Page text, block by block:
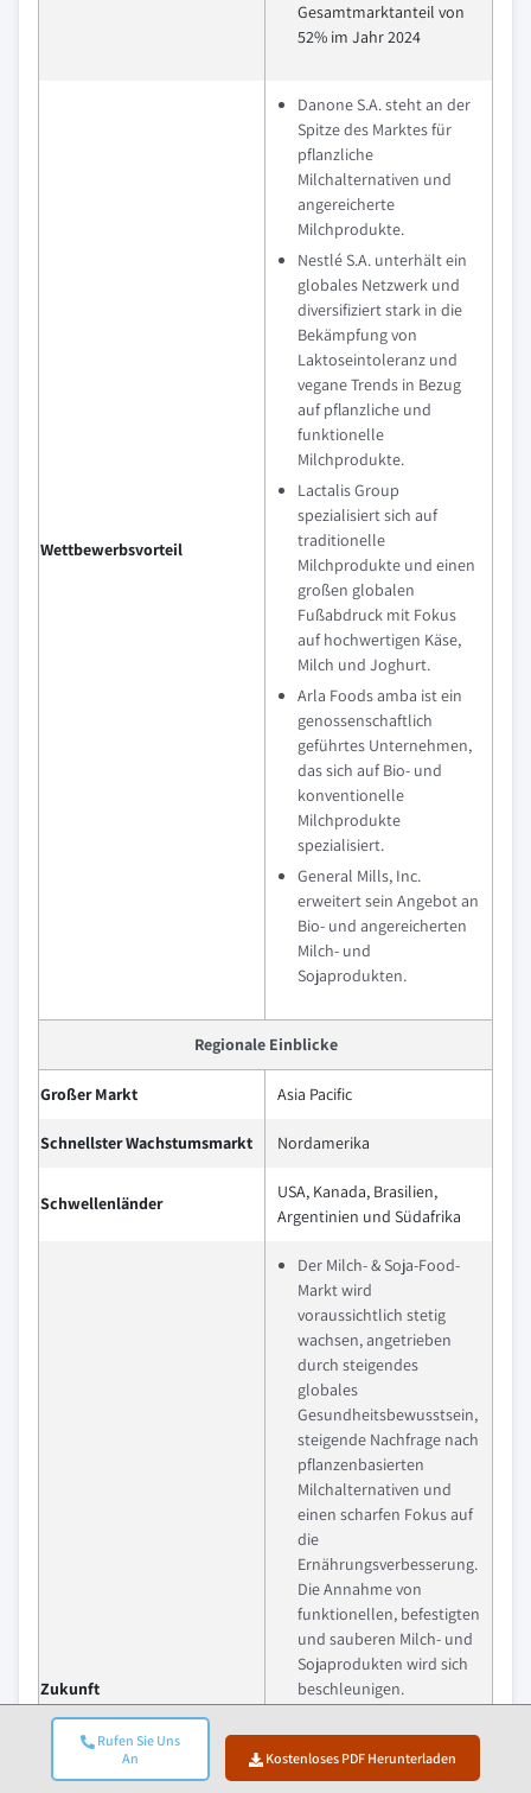
Rufen Sie Uns
An
Kostenloses PDF Herunterladen
Gesamtmarktanteil von
52% im Jahr 2024
Wettbewerbsvorteil
Danone S.A. steht an der
Spitze des Marktes für
pflanzliche
Milchalternativen und
angereicherte
Milchprodukte.
Nestlé S.A. unterhält ein
globales Netzwerk und
diversifiziert stark in die
Bekämpfung von
Laktoseintoleranz und
vegane Trends in Bezug
auf pflanzliche und
funktionelle
Milchprodukte.
Lactalis Group
spezialisiert sich auf
traditionelle
Milchprodukte und einen
großen globalen
Fußabdruck mit Fokus
auf hochwertigen Käse,
Milch und Joghurt.
Arla Foods amba ist ein
genossenschaftlich
geführtes Unternehmen,
das sich auf Bio- und
konventionelle
Milchprodukte
spezialisiert.
General Mills, Inc.
erweitert sein Angebot an
Bio- und angereicherten
Milch- und
Sojaprodukten.
Regionale Einblicke
Großer Markt Asia Pacific
Schnellster Wachstumsmarkt Nordamerika
Schwellenländer
USA, Kanada, Brasilien,
Argentinien und Südafrika
Zukunft
Der Milch- & Soja-Food-
Markt wird
voraussichtlich stetig
wachsen, angetrieben
durch steigendes
globales
Gesundheitsbewusstsein,
steigende Nachfrage nach
pflanzenbasierten
Milchalternativen und
einen scharfen Fokus auf
die
Ernährungsverbesserung.
Die Annahme von
funktionellen, befestigten
und sauberen Milch- und
Sojaprodukten wird sich
beschleunigen.
Innovation in der